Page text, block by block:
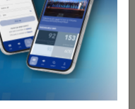
MEVZUATI
KABUL EDİLMESİ